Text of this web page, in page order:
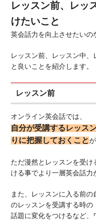
レッスン前、レッ
けたいこと
英会話力を向上させたいの
レッスン前、レッスン中、
と良いことを紹介します。
レッスン前
オンライン英会話では、
自分が受講するレッス
りに把握しておくこと
ただ漫然とレッスンを受
ける事でより一層英会話力
また、レッスンに入る前
のレッスンを受講する時の
話題に変化をつけるなど、